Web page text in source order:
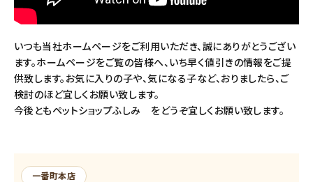
いつも当社ホームページをご利用いただき、誠にありがとうござい
ます。ホームページをご覧の皆様へ、いち早く値引きの情報をご提
供致します。お気に入りの子や、気になる子など、おりましたら、ご
検討のほど宜しくお願い致します。
今後ともペットショップふしみ をどうぞ宜しくお願い致します。
一番町本店